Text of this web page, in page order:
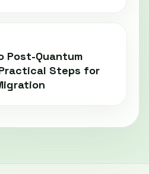
Post-Quantum
Steps for